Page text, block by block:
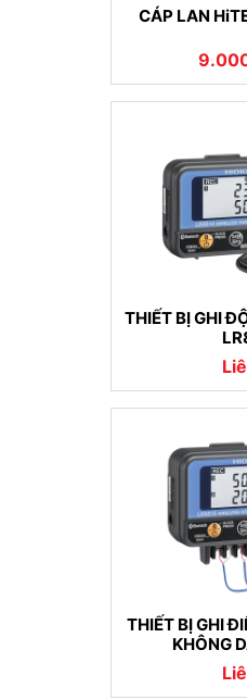
CÁP LAN
THIẾT BỊ GHI
THIẾT BỊ GHI
KHÔNG